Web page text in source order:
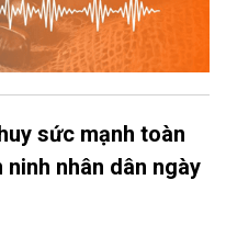
sức mạnh toàn
nhân dân ngày